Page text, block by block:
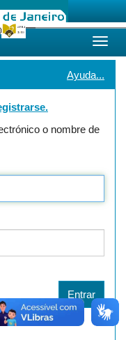
Ayuda...
o nombre de